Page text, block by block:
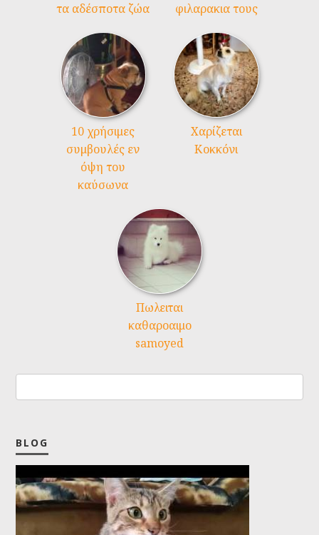
τα αδέσποτα ζώα
φιλαρακια τους
10 χρήσιμες
συμβουλές εν
όψη του
καύσωνα
Χαρίζεται
Κοκκόνι
Πωλειται
καθαροαιμο
samoyed
BLOG